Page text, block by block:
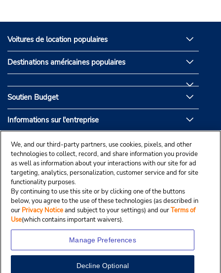
Voitures de location populaires
Destinations américaines populaires
Soutien Budget
Informations sur l'entreprise
Partenaires de Budget
We, and our third-party partners, use cookies, pixels, and other
technologies to collect, record, and share information you provide
as well as information about your interactions with our site for ad
targeting, analytics, personalization, customer service and for site
functionality purposes.
By continuing to use this site or by clicking one of the buttons
below, you agree to the use of these technologies (as described in
our Privacy Noticeand subject to your settings) and ourTerms of
Use(which contains important waivers).
Manage Preferences
Decline Optional